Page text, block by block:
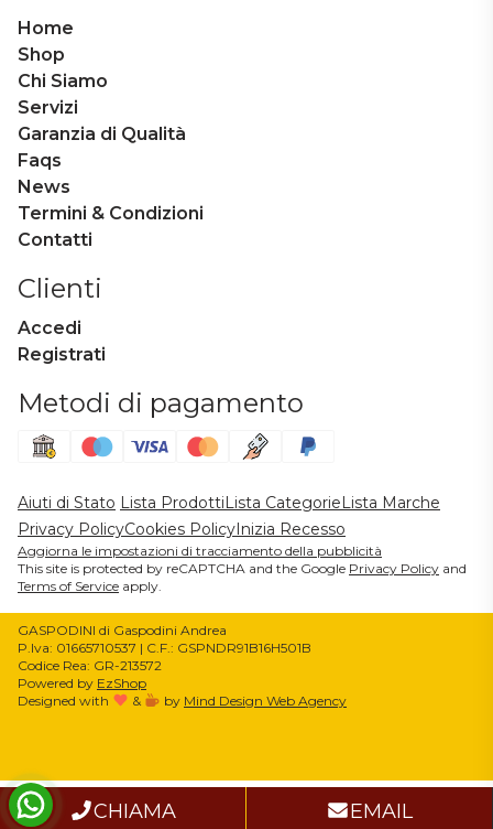
Home
Shop
Chi Siamo
Servizi
Garanzia di Qualità
Faqs
News
Termini & Condizioni
Contatti
Clienti
Accedi
Registrati
Metodi di pagamento
Aiuti di Stato Lista ProdottiLista CategorieLista Marche
Privacy PolicyCookies PolicyInizia Recesso
Aggiorna le impostazioni di tracciamento della pubblicità
This site is protected by reCAPTCHA and the Google Privacy Policy and
Terms of Service apply.
GASPODINI di Gaspodini Andrea
P.Iva: 01665710537 | C.F.: GSPNDR91B16H501B
Codice Rea: GR-213572
Powered by EzShop
Designed with
& by Mind Design Web Agency
CHIAMA EMAIL
Informativa sulla raccolta